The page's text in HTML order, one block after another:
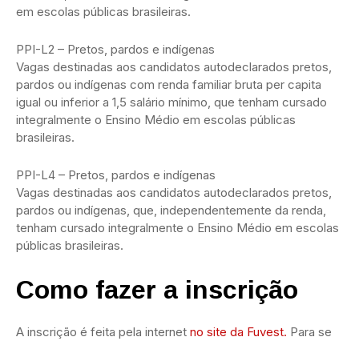
em escolas públicas brasileiras.
PPI-L2 – Pretos, pardos e indígenas
Vagas destinadas aos candidatos autodeclarados pretos,
pardos ou indígenas com renda familiar bruta per capita
igual ou inferior a 1,5 salário mínimo, que tenham cursado
integralmente o Ensino Médio em escolas públicas
brasileiras.
PPI-L4 – Pretos, pardos e indígenas
Vagas destinadas aos candidatos autodeclarados pretos,
pardos ou indígenas, que, independentemente da renda,
tenham cursado integralmente o Ensino Médio em escolas
públicas brasileiras.
Como fazer a inscrição
A inscrição é feita pela internet no site da Fuvest. Para se